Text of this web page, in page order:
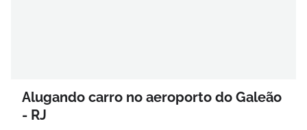
Alugando carro no aeroporto do Galeão
- RJ